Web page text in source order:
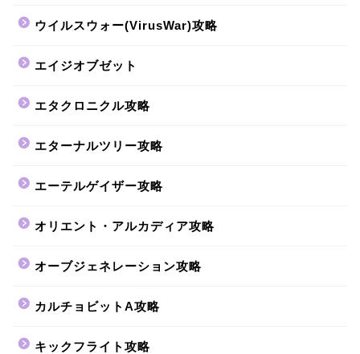
ウイルスウォー(VirusWar)攻略
エイジオブゼット
エタクロニクル攻略
エターナルツリー攻略
エーテルゲイザー攻略
オリエント・アルカディア攻略
オーブジェネレーション攻略
カルチョビットA攻略
キックフライト攻略